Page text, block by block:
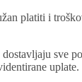
platiti i
sve
uplate.